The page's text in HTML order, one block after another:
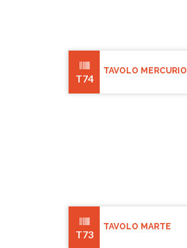
T74
TAVOLO MERCURIO
T73
TAVOLO MARTE